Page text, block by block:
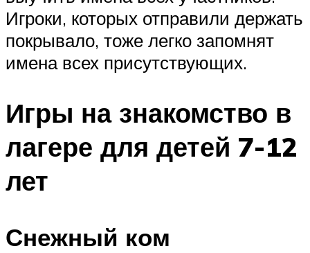
Игроки, которых отправили держать
покрывало, тоже легко запомнят
имена всех присутствующих.
Игры на знакомство в
лагере для детей 7-12
лет
Снежный ком